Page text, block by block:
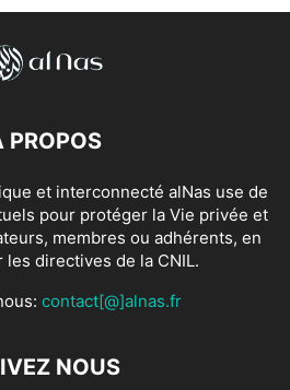
PROPOS
et interconnecté alNas use de
pour protéger la Vie privée et
membres ou adhérents, en
les directives de la CNIL.
contact[@]alnas.fr
NOUS